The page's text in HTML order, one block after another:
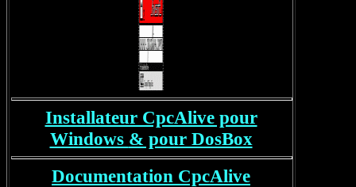
Installateur CpcAlive pour
Windows & pour DosBox
Documentation CpcAlive